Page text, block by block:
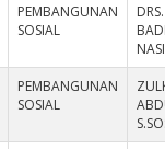
PEMBANGUNAN
SOSIAL
DRS.
PEMBANGUNAN
SOSIAL